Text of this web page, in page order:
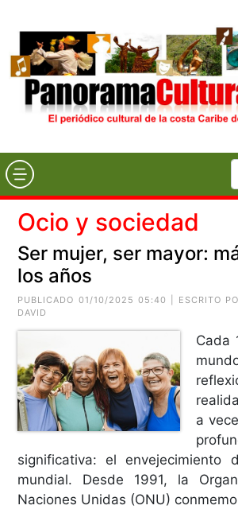
Ocio y sociedad
Ser mujer, ser mayor:
los años
PUBLICADO 01/10/2025 05:40 | ESCRITO
DAVID
Cada
a
significativa: el envejecimiento
mundial. Desde 1991, la
Naciones Unidas (ONU)